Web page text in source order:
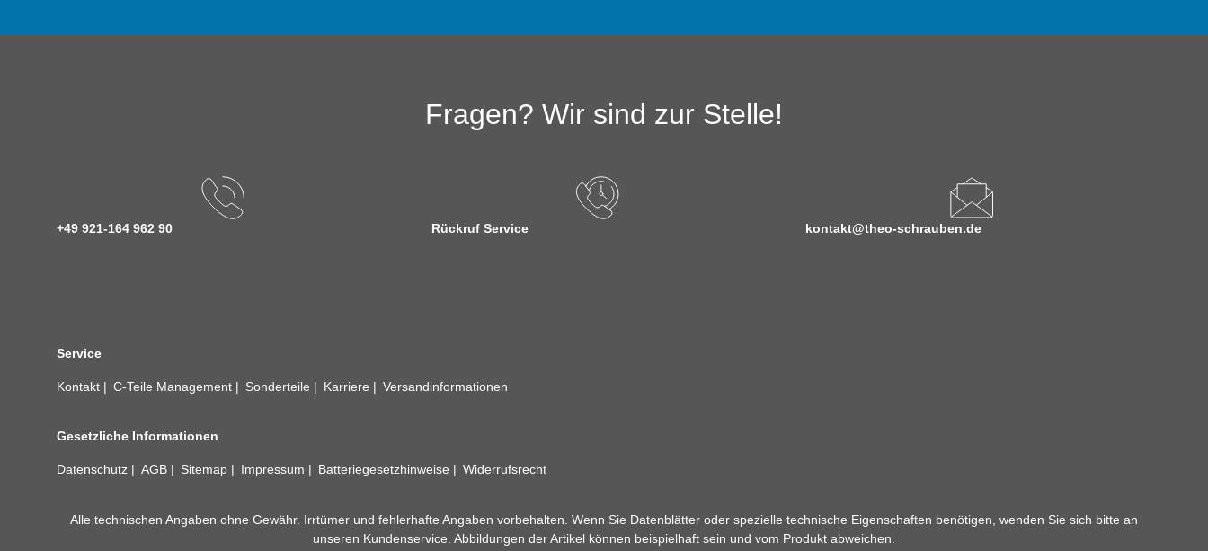
Fragen? Wir sind zur Stelle!
+49 921-164 962 90 Rückruf Service kontakt@theo-schrauben.de
Service
Kontakt C-Teile Management Sonderteile Karriere Versandinformationen
Gesetzliche Informationen
Datenschutz AGB Sitemap Impressum Batteriegesetzhinweise Widerrufsrecht
Alle technischen Angaben ohne Gewähr. Irrtümer und fehlerhafte Angaben vorbehalten. Wenn Sie Datenblätter oder spezielle technische Eigenschaften benötigen, wenden Sie sich bitte an
unseren Kundenservice. Abbildungen der Artikel können beispielhaft sein und vom Produkt abweichen.